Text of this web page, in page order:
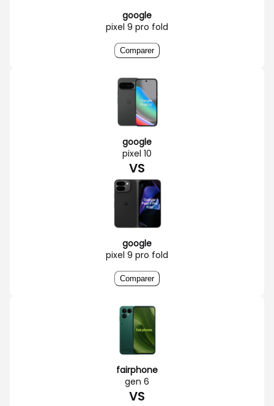
google
pixel 9 pro fold
Comparer
google
pixel 10
VS
google
pixel 9 pro fold
Comparer
fairphone
gen 6
VS